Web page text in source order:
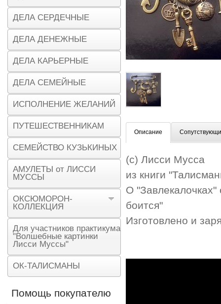
Описание
(с) Лисси Мусса
из книги
О
боится"
Изготовлено и
ДЕЛА СЕРДЕЧНЫЕ
ДЕЛА ДЕНЕЖНЫЕ
ДЕЛА КАРЬЕРНЫЕ
ДЕЛА СЕМЕЙНЫЕ
ИСПОЛНЕНИЕ ЖЕЛАНИЙ
ПУТЕШЕСТВЕННИКАМ
СЕМЕЙСТВО КУЗЬКИНЫХ
АМУЛЕТЫ от ЛИССИ
МУССЫ
ОКСЮМОРОН-
КОЛЛЕКЦИЯ
Для участников практикума
"Волшебные картинки
Лисси Муссы"
ОК-ТАЛИСМАНЫ
Помощь покупателю